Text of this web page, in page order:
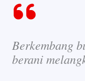
Berkembang
berani